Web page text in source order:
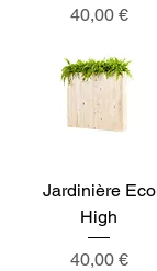
Prix
40,00 €
Jardinière Eco
High
Prix
40,00 €